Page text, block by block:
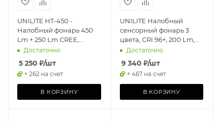
UNILITE HT-450 -
Налобный фонарь 450
Lm + 250 Lm CREE,
3xAAA, IP65
Достаточно
5 250 ₽/шт
+ 262 на счет
В КОРЗИНУ
UNILITE Налобный
сенсорный фонарь 3
цвета, CRI 96+, 200 Lm,
1500 mAh, IPX5
Достаточно
9 340 ₽/шт
+ 467 на счет
В КОРЗИНУ